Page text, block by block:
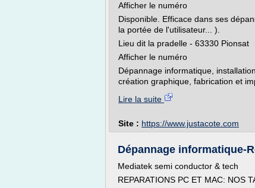
Afficher le numéro
Disponible. Efficace dans ses
la portée de l'utilisateur... ).
Lieu dit la pradelle - 63330 Pionsat
Afficher le numéro
Dépannage informatique,
création graphique, fabrication et
Lire la suite
Site : https://www.justacote.com
Dépannage informatique-
Mediatek semi conductor & tech
REPARATIONS PC ET MAC: NOS